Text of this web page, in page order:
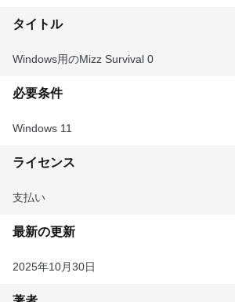
タイトル
Windows用のMizz Survival 0
必要条件
Windows 11
ライセンス
支払い
最新の更新
2025年10月30日